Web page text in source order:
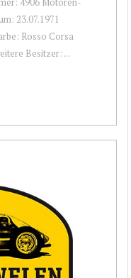
23.07.1971
Rosso Corsa
Besitzer: ...